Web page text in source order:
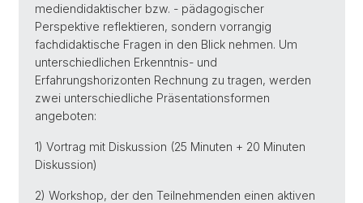
mediendidaktischer bzw. - pädagogischer
Perspektive reflektieren, sondern vorrangig
fachdidaktische Fragen in den Blick nehmen. Um
unterschiedlichen Erkenntnis- und
Erfahrungshorizonten Rechnung zu tragen, werden
zwei unterschiedliche Präsentationsformen
angeboten:
1) Vortrag mit Diskussion (25 Minuten + 20 Minuten
Diskussion)
2) Workshop, der den Teilnehmenden einen aktiven